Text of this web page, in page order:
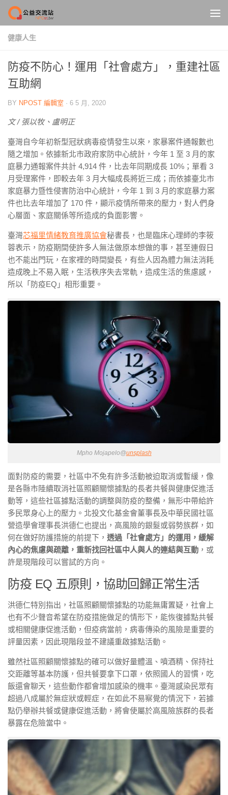
Skip to content
健康人生
防疫不防心！運用「社會處方」，重建社區
互助網
BY NPOST 編輯室 · 6 5 月, 2020
文 / 張以牧、盧明正
臺灣自今年初新型冠狀病毒疫情發生以來，家暴案件通報數也
隨之增加。依據新北市政府家防中心統計，今年 1 至 3 月的家
庭暴力通報案件共計 4,914 件，比去年同期成長 10%；單看 3
月受理案件，即較去年 3 月大幅成長將近三成；而依據臺北市
家庭暴力暨性侵害防治中心統計，今年 1 到 3 月的家庭暴力案
件也比去年增加了 170 件，顯示疫情所帶來的壓力，對人們身
心層面、家庭關係等所造成的負面影響。
臺灣芯福里情緒教育推廣協會秘書長，也是臨床心理師的李筱
蓉表示，防疫期間使許多人無法做原本想做的事，甚至連假日
也不能出門玩，在家裡的時間變長，有些人因為體力無法消耗
造成晚上不易入眠，生活秩序失去常軌，造成生活的焦慮感，
所以「防疫EQ」相形重要。
Mpho Mojapelo@unsplash
面對防疫的需要，社區中不免有許多活動被迫取消或暫緩，像
是各縣市陸續取消社區照顧關懷據點的長者共餐與健康促進活
動等，這些社區據點活動的調整與防疫的整備，無形中帶給許
多民眾身心上的壓力。北投文化基金會董事長及中華民國社區
營造學會理事長洪德仁也提出，高風險的銀髮或弱勢族群，如
何在做好防護措施的前提下， 透過「社會處方」的運用，緩解
內心的焦慮與疏離，重新找回社區中人與人的連結與互動 ，或
許是現階段可以嘗試的方向。
防疫 EQ 五原則，協助回歸正常生活
洪德仁特別指出，社區照顧關懷據點的功能無庸置疑，社會上
也有不少聲音希望在防疫措施做足的情形下，能恢復據點共餐
或相關健康促進活動，但疫病當前，病毒傳染的風險是重要的
評量因素，因此現階段並不建議重啟據點活動。
雖然社區照顧關懷據點的確可以做好量體溫、噴酒精、保持社
交距離等基本防護，但共餐要拿下口罩，依照國人的習慣，吃
飯還會聊天，這些動作都會增加感染的機率。臺灣感染民眾有
超過八成屬於無症狀或輕症，在如此不易察覺的情況下，若據
點仍舉辦共餐或健康促進活動，將會使屬於高風險族群的長者
暴露在危險當中。